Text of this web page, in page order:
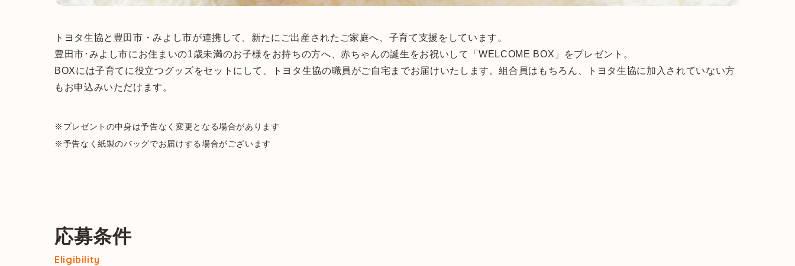
トヨタ生協と豊田市・みよし市が連携して、新たにご出産されたご家庭へ、子育て支援をしています。
豊田市･みよし市にお住まいの1歳未満のお子様をお持ちの方へ、赤ちゃんの誕生をお祝いして「WELCOME BOX」をプレゼント。
BOXには子育てに役立つグッズをセットにして、トヨタ生協の職員がご自宅までお届けいたします。組合員はもちろん、トヨタ生協に加入されていない方
もお申込みいただけます。
※プレゼントの中身は予告なく変更となる場合があります
※予告なく紙製のバッグでお届けする場合がございます
応募条件
Eligibility